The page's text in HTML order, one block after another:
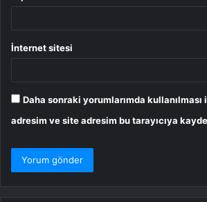
İnternet sitesi
Daha sonraki yorumlarımda kullanılması
adresim ve site adresim bu tarayıcıya